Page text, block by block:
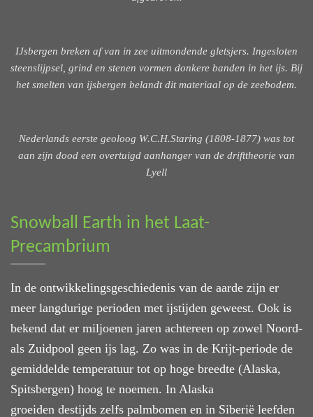
IJsbergen breken af van in zee uitmondende gletsjers. Ingesloten
steenslijpsel, grind en stenen vormen donkere banden in het ijs. Bij
het smelten van ijsbergen belandt dit materiaal op de zeebodem.
Nederlands eerste geoloog W.C.H.Staring (1808-1877) was tot
aan zijn dood een overtuigd aanhanger van de drifttheorie van
Lyell
Snowball Earth in het Laat-
Precambrium
In de ontwikkelingsgeschiedenis van de aarde zijn er
meer langdurige perioden met ijstijden geweest. Ook is
bekend dat er miljoenen jaren achtereen op zowel Noord-
als Zuidpool geen ijs lag. Zo was in de Krijt-periode de
gemiddelde temperatuur tot op hoge breedte (Alaska,
Spitsbergen) hoog te noemen. In Alaska
groeiden destijds zelfs palmbomen en in Siberië leefden